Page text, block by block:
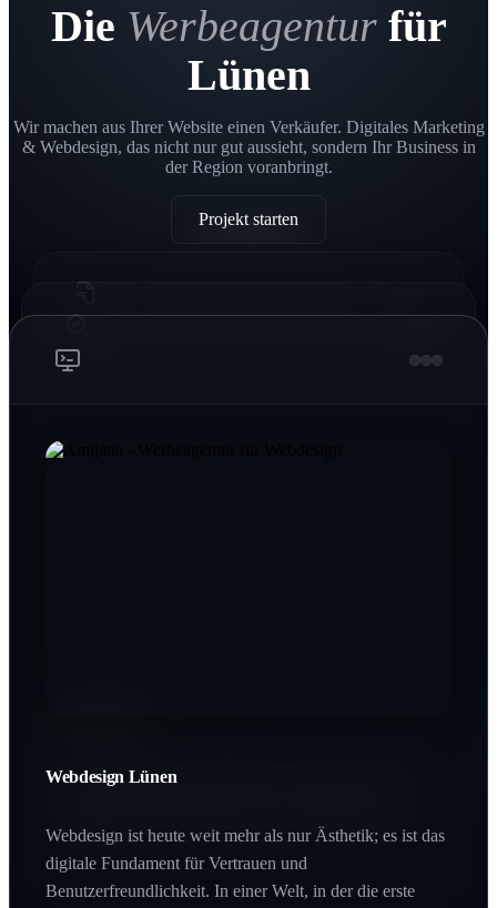
Die Werbeagenturfür
Lünen
Wir machen aus Ihrer Website einen Verkäufer. Digitales Marketing
& Webdesign, das nicht nur gut aussieht, sondern Ihr Business in
der Region voranbringt.
Projekt starten
Webdesign Lünen
Webdesign ist heute weit mehr als nur Ästhetik; es ist das
digitale Fundament für Vertrauen und
Benutzerfreundlichkeit. In einer Welt, in der die erste
Wer bei Google nicht gefunden wird, existiert für den
Zielgruppe genau im Moment des Interesses abholt.
Qualität, die man buchstäblich in den Händen halten